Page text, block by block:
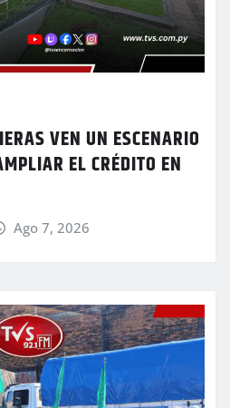
VEN UN ESCENARIO
EL CRÉDITO EN
Ago 7, 2026